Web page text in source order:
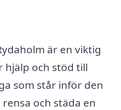
är en viktig
hjälp och stöd till
som står inför den
och städa en